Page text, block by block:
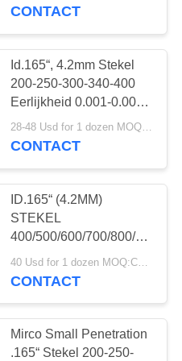
11
Diameter Las Vegas
CONTACT
Id.165“, 4.2mm Stekel
200-250-300-340-400
Eerlijkheid 0.001-0.003“
100%-de Penetratie van
de Koolstofvezel
28-48 Usd for 1 dozen MOQ:Controleer vóór gebruik of het product in goede staat verkeert. Niet gebruiken als er gebreken zijn.
CONTACT
ID.165“ (4.2MM)
STEKEL
400/500/600/700/800/900/
EERLIJKHEID
.003-.001“ HAWKEYE-
CONTACT
Mirco Small Penetration
.165“ Stekel 200-250-